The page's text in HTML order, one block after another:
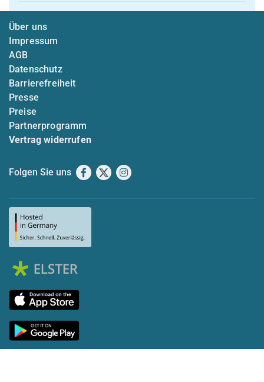
Über uns
Impressum
AGB
Datenschutz
Barrierefreiheit
Presse
Preise
Partnerprogramm
Vertrag widerrufen
Folgen Sie uns Facebook
X Instagram